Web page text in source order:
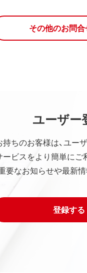
その他のお問
ユーザー
ちのお客様は、ユー
ビスをより簡単にご
要なお知らせや最新
登録する